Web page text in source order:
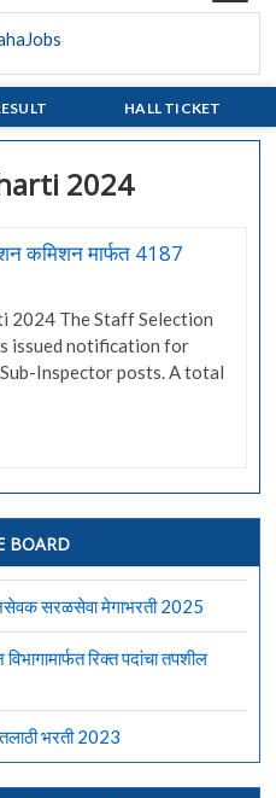
eMahaJobs
HALL TICKET
2024
कमिशन मार्फत 4187
2024 The Staff Selection
issued notification for
Inspector posts. A total
BOARD
सरळसेवा मेगाभरती 2025
रिक्त पदांचा तपशील
भरती 2023